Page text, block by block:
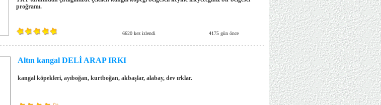
proğramı.
6620 kez izlendi 4175 gün önce
Altın kangal DELİ ARAP IRKI
kangal köpekleri, ayıboğan, kurtboğan, akbaşlar, alabay, dev ırklar.